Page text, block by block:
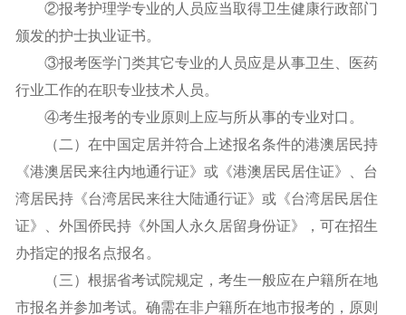
②报考护理学专业的人员应当取得卫生健康行政部门
颁发的护士执业证书。
③报考医学门类其它专业的人员应是从事卫生、医药
行业工作的在职专业技术人员。
④考生报考的专业原则上应与所从事的专业对口。
（二）在中国定居并符合上述报名条件的港澳居民持
《港澳居民来往内地通行证》或《港澳居民居住证》、台
湾居民持《台湾居民来往大陆通行证》或《台湾居民居住
证》、外国侨民持《外国人永久居留身份证》，可在招生
办指定的报名点报名。
（三）根据省考试院规定，考生一般应在户籍所在地
市报名并参加考试。确需在非户籍所在地市报考的，原则